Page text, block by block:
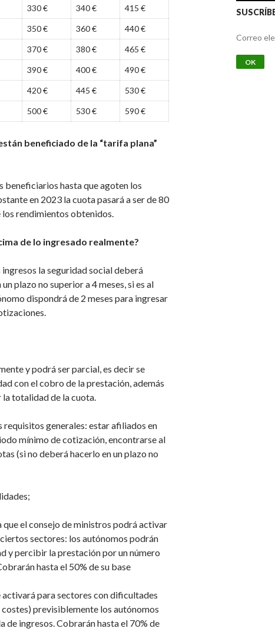
330 € 340 € 415 €
350 € 360 € 440 €
370 € 380 € 465 €
390 € 400 € 490 €
420 € 445 € 530 €
500 € 530 € 590 €
beneficiado de la “tarifa plana”
beneficiarios hasta que agoten los
en 2023 la cuota pasará a ser de 80
los rendimientos obtenidos.
de lo ingresado realmente?
la seguridad social deberá
plazo no superior a 4 meses, si es al
dispondrá de 2 meses para ingresar
y podrá ser parcial, es decir se
con el cobro de la prestación, además
totalidad de la cuota.
requisitos generales: estar afiliados en
mínimo de cotización, encontrarse al
(si no deberá hacerlo en un plazo no
que el consejo de ministros podrá activar
sectores: los autónomos podrán
y percibir la prestación por un número
hasta el 50% de su base
activará para sectores con dificultades
previsiblemente los autónomos
de ingresos. Cobrarán hasta el 70% de
Correo